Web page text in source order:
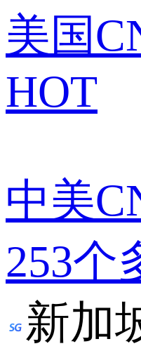
美国
HOT
中美
253个
新加